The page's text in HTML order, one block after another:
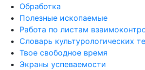
Обработка
Полезные ископаемые
Работа по листам
Словарь культурологических
Твое свободное время
Экраны успеваемости